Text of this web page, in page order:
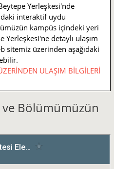
Yerleşkesi'nde
interaktif uydu
kampüs içindeki yeri
detaylı ulaşım
sitemiz üzerinden aşağıdaki
ULAŞIM BİLGİLERİ
ve Bölümümüzün